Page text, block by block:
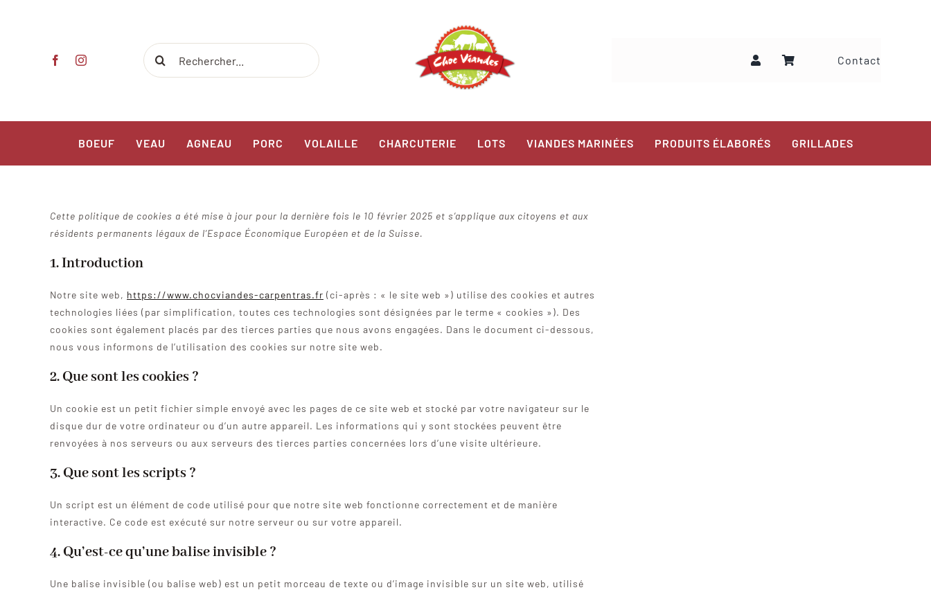
Rechercher:
Contact
BOEUF VEAU AGNEAU PORC VOLAILLE CHARCUTERIE LOTS VIANDES MARINÉES PRODUITS ÉLABORÉS GRILLADES
Cette politique de cookies a été mise à jour pour la dernière fois le 10 février 2025 et s’applique aux citoyens et aux
résidents permanents légaux de l’Espace Économique Européen et de la Suisse.
1. Introduction
Notre site web, https://www.chocviandes-carpentras.fr (ci-après : « le site web ») utilise des cookies et autres
technologies liées (par simplification, toutes ces technologies sont désignées par le terme « cookies »). Des
cookies sont également placés par des tierces parties que nous avons engagées. Dans le document ci-dessous,
nous vous informons de l’utilisation des cookies sur notre site web.
2. Que sont les cookies ?
Un cookie est un petit fichier simple envoyé avec les pages de ce site web et stocké par votre navigateur sur le
disque dur de votre ordinateur ou d’un autre appareil. Les informations qui y sont stockées peuvent être
renvoyées à nos serveurs ou aux serveurs des tierces parties concernées lors d’une visite ultérieure.
3. Que sont les scripts ?
Un script est un élément de code utilisé pour que notre site web fonctionne correctement et de manière
interactive. Ce code est exécuté sur notre serveur ou sur votre appareil.
4. Qu’est-ce qu’une balise invisible ?
Une balise invisible (ou balise web) est un petit morceau de texte ou d’image invisible sur un site web, utilisé